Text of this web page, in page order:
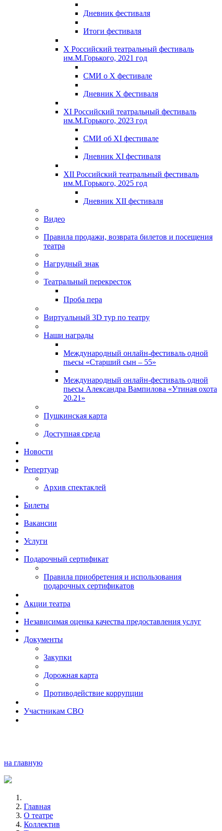
Дневник фестиваля
Итоги фестиваля
X Российский театральный фестиваль
им.М.Горького, 2021 год
СМИ о X фестивале
Дневник X фестиваля
XI Российский театральный фестиваль
им.М.Горького, 2023 год
СМИ об XI фестивале
Дневник XI фестиваля
XII Российский театральный фестиваль
им.М.Горького, 2025 год
Дневник XII фестиваля
Видео
Правила продажи, возврата билетов и посещения
театра
Нагрудный знак
Театральный перекресток
Проба пера
Виртуальный 3D тур по театру
Наши награды
Международный онлайн-фестиваль одной
пьесы «Старший сын – 55»
Международный онлайн-фестиваль одной
пьесы Александра Вампилова «Утиная охота
20.21»
Пушкинская карта
Доступная среда
Новости
Репертуар
Архив спектаклей
Билеты
Вакансии
Услуги
Подарочный сертификат
Правила приобретения и использования
подарочных сертификатов
Акции театра
Независимая оценка качества предоставления услуг
Документы
Закупки
Дорожная карта
Противодействие коррупции
Участникам СВО
на главную
Главная
О театре
Коллектив